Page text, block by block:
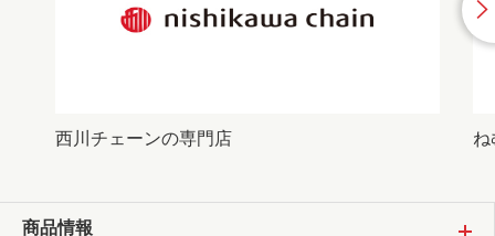
西川チェーンの専門店
商品情報